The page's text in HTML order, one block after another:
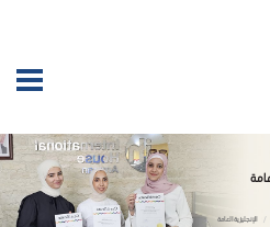
الإنجليزية العامة